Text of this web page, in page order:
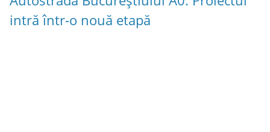
intră într-o nouă etapă